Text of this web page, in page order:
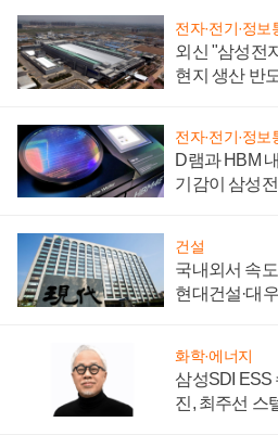
전자·전기·정보
외신 "삼성전
현지 생산 반
전자·전기·정보
D램과 HBM
기감이 삼성
건설
국내외서 속
현대건설·대
화학·에너지
삼성SDI ESS
진, 최주선 스